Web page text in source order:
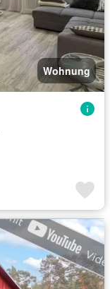
Wohnung